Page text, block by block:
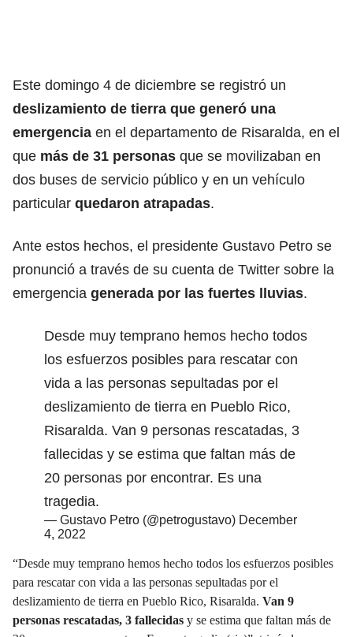
Este domingo 4 de diciembre se registró un
deslizamiento de tierra que generó una
emergencia en el departamento de Risaralda, en el
que más de 31 personas que se movilizaban en
dos buses de servicio público y en un vehículo
particular quedaron atrapadas.
Ante estos hechos, el presidente Gustavo Petro se
pronunció a través de su cuenta de Twitter sobre la
emergencia generada por las fuertes lluvias.
Desde muy temprano hemos hecho todos
los esfuerzos posibles para rescatar con
vida a las personas sepultadas por el
deslizamiento de tierra en Pueblo Rico,
Risaralda. Van 9 personas rescatadas, 3
fallecidas y se estima que faltan más de
20 personas por encontrar. Es una
tragedia.
— Gustavo Petro (@petrogustavo) December
4, 2022
“Desde muy temprano hemos hecho todos los esfuerzos posibles
para rescatar con vida a las personas sepultadas por el
deslizamiento de tierra en Pueblo Rico, Risaralda. Van 9
personas rescatadas, 3 fallecidas y se estima que faltan más de